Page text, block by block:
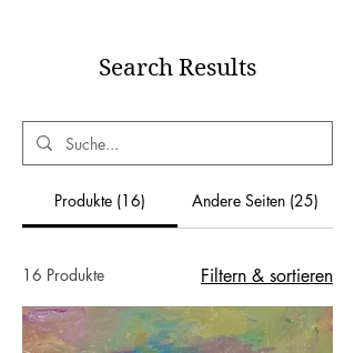
Search Results
Produkte (16) Andere Seiten (25)
16 Produkte Filtern & sortieren